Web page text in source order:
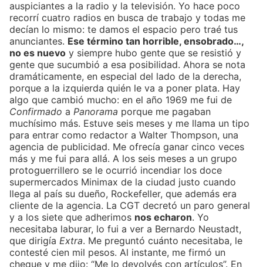
auspiciantes a la radio y la televisión. Yo hace poco
recorrí cuatro radios en busca de trabajo y todas me
decían lo mismo: te damos el espacio pero traé tus
anunciantes. Ese término tan horrible, ensobrado…,
no es nuevo y siempre hubo gente que se resistió y
gente que sucumbió a esa posibilidad. Ahora se nota
dramáticamente, en especial del lado de la derecha,
porque a la izquierda quién le va a poner plata. Hay
algo que cambió mucho: en el año 1969 me fui de
Confirmado a Panorama porque me pagaban
muchísimo más. Estuve seis meses y me llama un tipo
para entrar como redactor a Walter Thompson, una
agencia de publicidad. Me ofrecía ganar cinco veces
más y me fui para allá. A los seis meses a un grupo
protoguerrillero se le ocurrió incendiar los doce
supermercados Minimax de la ciudad justo cuando
llega al país su dueño, Rockefeller, que además era
cliente de la agencia. La CGT decretó un paro general
y a los siete que adherimos nos echaron. Yo
necesitaba laburar, lo fui a ver a Bernardo Neustadt,
que dirigía Extra. Me preguntó cuánto necesitaba, le
contesté cien mil pesos. Al instante, me firmó un
cheque y me dijo: “Me lo devolvés con artículos”. En